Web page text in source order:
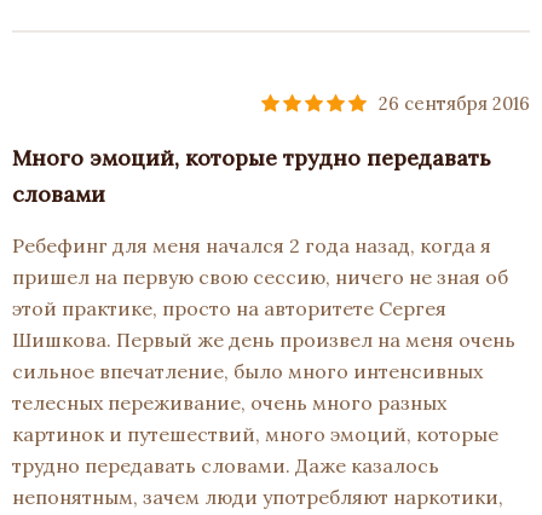
26 сентября 2016
Много эмоций, которые трудно передавать
словами
Ребефинг для меня начался 2 года назад, когда я
пришел на первую свою сессию, ничего не зная об
этой практике, просто на авторитете Сергея
Шишкова. Первый же день произвел на меня очень
сильное впечатление, было много интенсивных
телесных переживание, очень много разных
картинок и путешествий, много эмоций, которые
трудно передавать словами. Даже казалось
непонятным, зачем люди употребляют наркотики,